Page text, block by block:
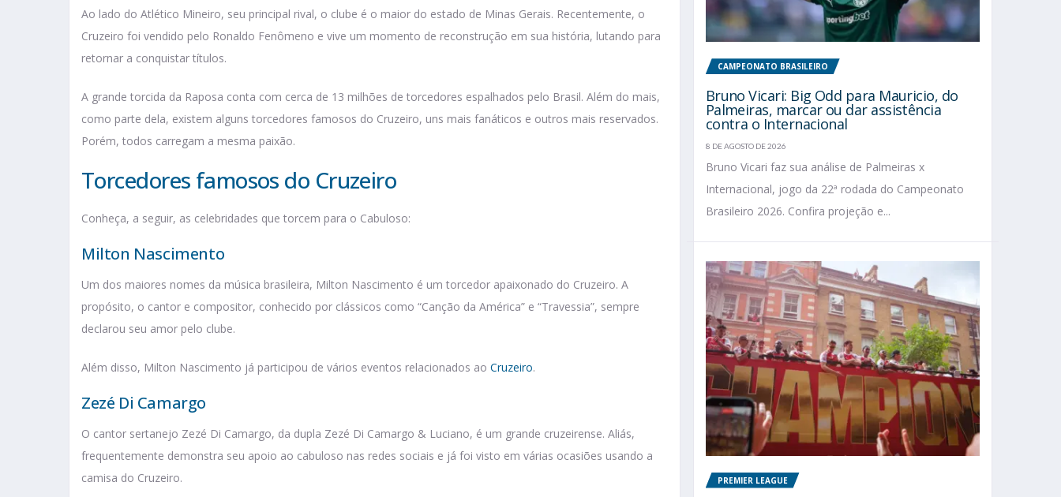
Ao lado do Atlético Mineiro, seu principal rival, o clube é o maior do estado de Minas Gerais. Recentemente, o
Cruzeiro foi vendido pelo Ronaldo Fenômeno e vive um momento de reconstrução em sua história, lutando para
retornar a conquistar títulos.
A grande torcida da Raposa conta com cerca de 13 milhões de torcedores espalhados pelo Brasil. Além do mais,
como parte dela, existem alguns torcedores famosos do Cruzeiro, uns mais fanáticos e outros mais reservados.
Porém, todos carregam a mesma paixão.
Torcedores famosos do Cruzeiro
Conheça, a seguir, as celebridades que torcem para o Cabuloso:
Milton Nascimento
Um dos maiores nomes da música brasileira, Milton Nascimento é um torcedor apaixonado do Cruzeiro. A
propósito, o cantor e compositor, conhecido por clássicos como “Canção da América” e “Travessia”, sempre
declarou seu amor pelo clube.
Além disso, Milton Nascimento já participou de vários eventos relacionados ao Cruzeiro.
Zezé Di Camargo
O cantor sertanejo Zezé Di Camargo, da dupla Zezé Di Camargo & Luciano, é um grande cruzeirense. Aliás,
frequentemente demonstra seu apoio ao cabuloso nas redes sociais e já foi visto em várias ocasiões usando a
camisa do Cruzeiro.
CAMPEONATO BRASILEIRO
Bruno Vicari: Big Odd para Mauricio, do
Palmeiras, marcar ou dar assistência
contra o Internacional
8 DE AGOSTO DE 2026
Bruno Vicari faz sua análise de Palmeiras x
Internacional, jogo da 22ª rodada do Campeonato
Brasileiro 2026. Confira projeção e...
PREMIER LEAGUE